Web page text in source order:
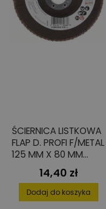
ŚCIERNICA LISTKOWA
FLAP D. PROFI F/METAL
125 MM X 80 MM
WYGIĘTACena
14,40 zł
Dodaj do koszyka